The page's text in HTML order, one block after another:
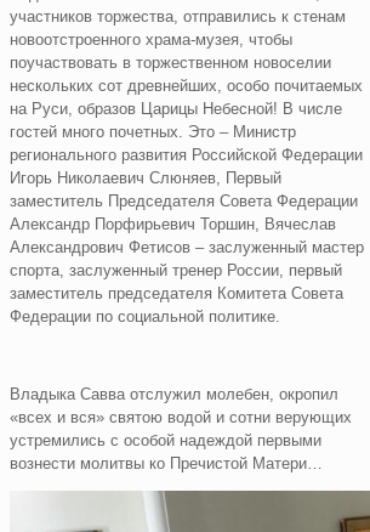
участников торжества, отправились к стенам
новоотстроенного храма-музея, чтобы
поучаствовать в торжественном новоселии
нескольких сот древнейших, особо почитаемых
на Руси, образов Царицы Небесной! В числе
гостей много почетных. Это – Министр
регионального развития Российской Федерации
Игорь Николаевич Слюняев, Первый
заместитель Председателя Совета Федерации
Александр Порфирьевич Торшин, Вячеслав
Александрович Фетисов – заслуженный мастер
спорта, заслуженный тренер России, первый
заместитель председателя Комитета Совета
Федерации по социальной политике.
Владыка Савва отслужил молебен, окропил
«всех и вся» святою водой и сотни верующих
устремились с особой надеждой первыми
вознести молитвы ко Пречистой Матери…